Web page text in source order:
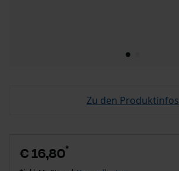
Zu den Produktinfos
€ 16,80*